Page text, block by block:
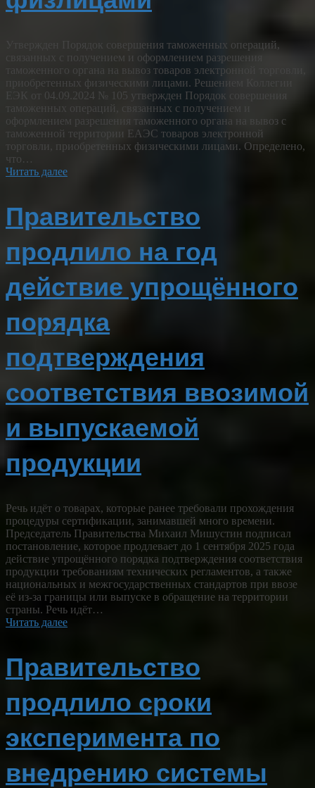
Утвержден Порядок совершения таможенных операций,
связанных с получением и оформлением разрешения
таможенного органа на вывоз товаров электронной торговли,
приобретенных физическими лицами. Решением Коллегии
ЕЭК от 04.09.2024 № 105 утвержден Порядок совершения
таможенных операций, связанных с получением и
оформлением разрешения таможенного органа на вывоз с
таможенной территории ЕАЭС товаров электронной
торговли, приобретенных физическими лицами. Определено,
что…
Читать далее
Правительство
продлило на год
действие упрощённого
порядка
подтверждения
соответствия ввозимой
и выпускаемой
продукции
Речь идёт о товарах, которые ранее требовали прохождения
процедуры сертификации, занимавшей много времени.
Председатель Правительства Михаил Мишустин подписал
постановление, которое продлевает до 1 сентября 2025 года
действие упрощённого порядка подтверждения соответствия
продукции требованиям технических регламентов, а также
национальных и межгосударственных стандартов при ввозе
её из‑за границы или выпуске в обращение на территории
страны. Речь идёт…
Читать далее
Правительство
продлило сроки
эксперимента по
внедрению системы